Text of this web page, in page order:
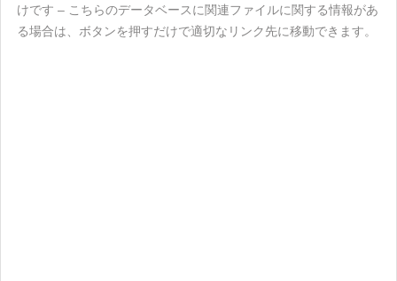
けです – こちらのデータベースに関連ファイルに関する情報があ
る場合は、ボタンを押すだけで適切なリンク先に移動できます。